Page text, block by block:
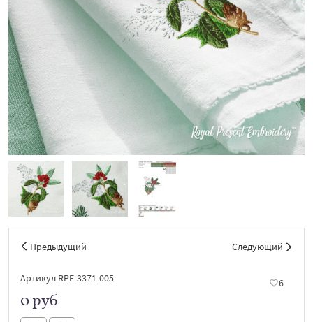
Предыдущий Следующий
Артикул RPE-3371-005 6
0 руб.